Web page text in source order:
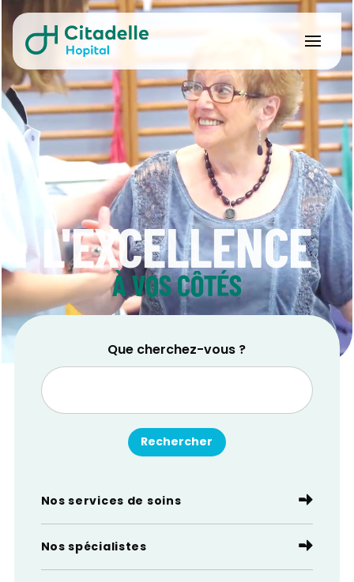
L'EXCELLENCE
À VOS CÔTÉS
Que cherchez-vous ?
Nos services de soins
Nos spécialistes